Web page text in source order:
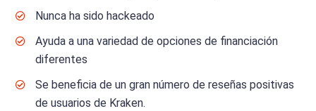
Nunca ha sido hackeado
Ayuda a una variedad de opciones de financiación
diferentes
Se beneficia de un gran número de reseñas positivas
de usuarios de Kraken.